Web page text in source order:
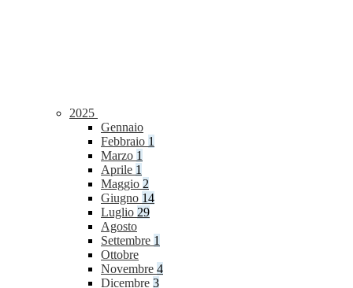
2025
Gennaio
Febbraio 1
Marzo 1
Aprile 1
Maggio 2
Giugno 14
Luglio 29
Agosto
Settembre 1
Ottobre
Novembre 4
Dicembre 3